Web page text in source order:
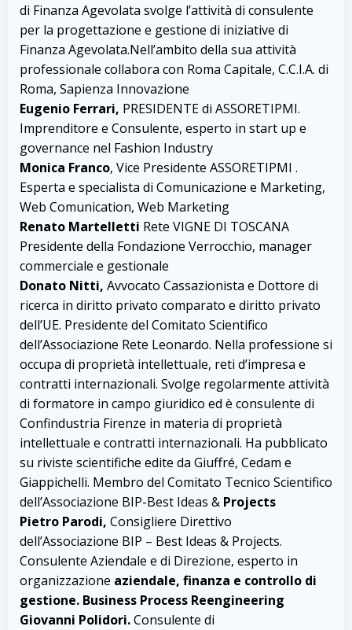
di Finanza Agevolata svolge l’attività di consulente
per la progettazione e gestione di iniziative di
Finanza Agevolata.Nell’ambito della sua attività
professionale collabora con Roma Capitale, C.C.I.A. di
Roma, Sapienza Innovazione
Eugenio Ferrari, PRESIDENTE di ASSORETIPMI.
Imprenditore e Consulente, esperto in start up e
governance nel Fashion Industry
Monica Franco, Vice Presidente ASSORETIPMI .
Esperta e specialista di Comunicazione e Marketing,
Web Comunication, Web Marketing
Renato Martelletti Rete VIGNE DI TOSCANA
Presidente della Fondazione Verrocchio, manager
commerciale e gestionale
Donato Nitti, Avvocato Cassazionista e Dottore di
ricerca in diritto privato comparato e diritto privato
dell’UE. Presidente del Comitato Scientifico
dell’Associazione Rete Leonardo. Nella professione si
occupa di proprietà intellettuale, reti d’impresa e
contratti internazionali. Svolge regolarmente attività
di formatore in campo giuridico ed è consulente di
Confindustria Firenze in materia di proprietà
intellettuale e contratti internazionali. Ha pubblicato
su riviste scientifiche edite da Giuffré, Cedam e
Giappichelli. Membro del Comitato Tecnico Scientifico
dell’Associazione BIP-Best Ideas & Projects
Pietro Parodi, Consigliere Direttivo
dell’Associazione BIP – Best Ideas & Projects.
Consulente Aziendale e di Direzione, esperto in
organizzazione aziendale, finanza e controllo di
gestione. Business Process Reengineering
Giovanni Polidori.Consulente di